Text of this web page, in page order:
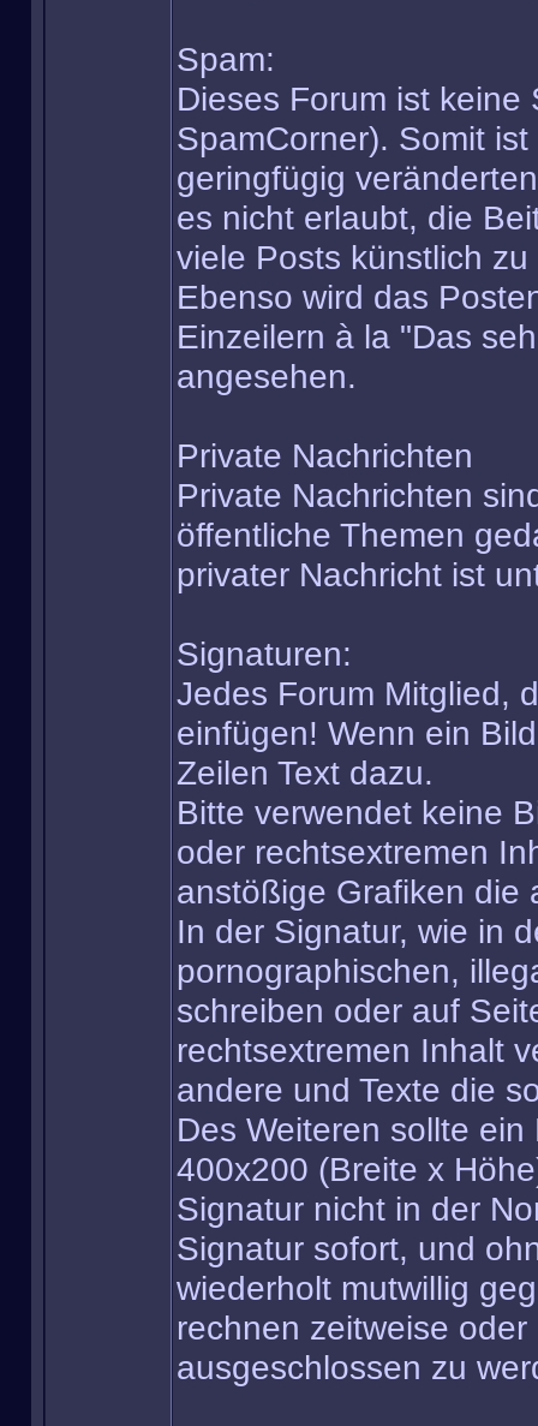
Spam:
Dieses Forum ist
SpamCorner). Somit
geringfügig
es nicht erlaubt, die
viele Posts künstlich
Ebenso wird das
Einzeilern à la "Das
angesehen.
Private Nachrichten
Private Nachrichten
öffentliche Themen
privater Nachricht ist
Signaturen:
Jedes Forum Mitglied,
einfügen! Wenn ein
Zeilen Text dazu.
Bitte verwendet keine
oder rechtsextremen
anstößige Grafiken die
In der Signatur, wie in
pornographischen,
schreiben oder auf
rechtsextremen Inhalt
andere und Texte die
Des Weiteren sollte
400x200 (Breite x
Signatur nicht in der
Signatur sofort, und
wiederholt mutwillig
rechnen zeitweise
ausgeschlossen zu